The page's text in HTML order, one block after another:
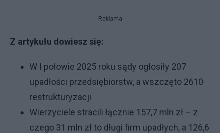
Reklama
Z artykułu dowiesz się:
W I połowie 2025 roku sądy ogłosiły 207
upadłości przedsiębiorstw, a wszczęto 2610
restrukturyzacji
Wierzyciele stracili łącznie 157,7 mln zł – z
czego 31 mln zł to długi firm upadłych, a 126,6